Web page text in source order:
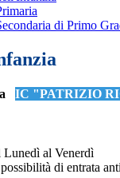
di Primo
IC "PATRIZIO
Lunedì al Venerdì
di entrata